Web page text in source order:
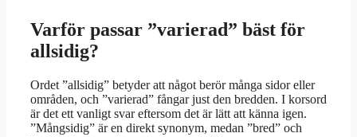
Varför passar ”varierad” bäst för
allsidig?
Ordet ”allsidig” betyder att något berör många sidor eller
områden, och ”varierad” fångar just den bredden. I korsord
är det ett vanligt svar eftersom det är lätt att känna igen.
”Mångsidig” är en direkt synonym, medan ”bred” och